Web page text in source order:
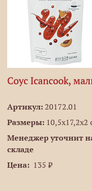
Соус Icancook,
Артикул: 20172.01
Размеры: 10,5х17,2х2
Менеджер уточнит
складе
Цена: 135 ₽